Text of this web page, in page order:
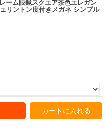
ーム眼鏡スクエア茶色エレガン
リントン度付きメガネ シンプル
カートに入れる